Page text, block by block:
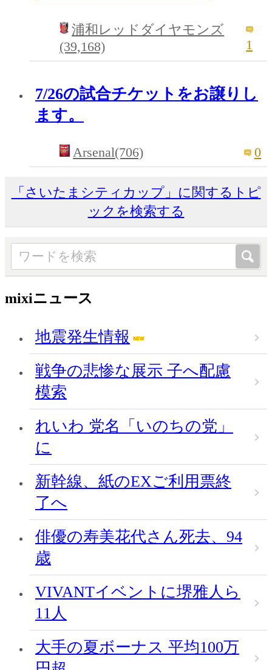
浦和レッドダイヤモンズ
(39,168)
1
7/26の試合チケットをお譲りし
ます。
Arsenal(706) 0
「さいたまシティカップ」に関するトピ
ックを検索する
mixiニュース
地震発生情報
戦争の悲惨な展示 子へ配慮
模索
れいわ 党名「いのちの党」
に
新幹線、紙のEXご利用票終
了へ
俳優の寿美花代さん死去、94
歳
VIVANTイベントに堺雅人ら
11人
大手の夏ボーナス 平均100万